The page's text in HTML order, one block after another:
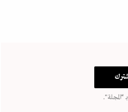
بـ “المجلة".